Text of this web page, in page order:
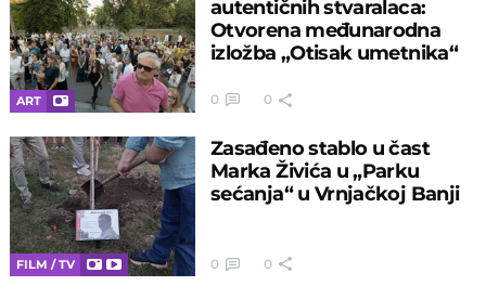
ART
autentičnih stvaralaca:
Otvorena međunarodna
izložba „Otisak umetnika“
0 0
FILM / TV
Zasađeno stablo u čast
Marka Živića u „Parku
sećanja“ u Vrnjačkoj Banji
0 0